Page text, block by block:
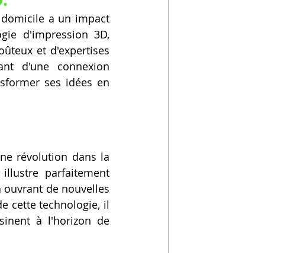
a un impact
d'impression 3D,
et d'expertises
d'une connexion
ses idées en
révolution dans la
parfaitement
de nouvelles
cette technologie, il
à l'horizon de